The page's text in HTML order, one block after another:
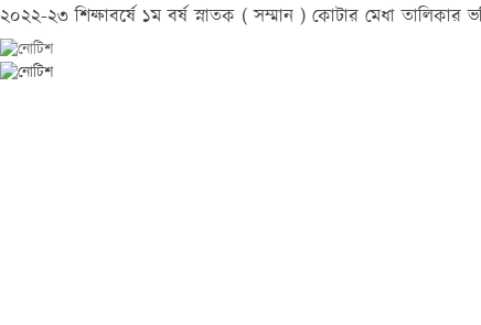
২০২২-২৩ শিক্ষাবর্ষে ১ম বর্ষ স্নাতক ( সম্মান ) কোটার মেধা তালিকার